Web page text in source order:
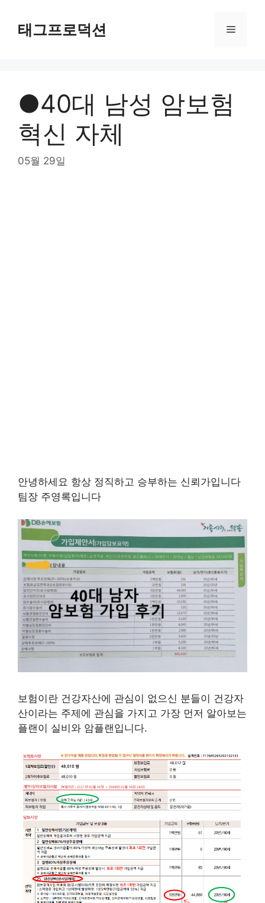
content태그프로덕션 Menu
●40대 남성 암보험
혁신 자체
05월 29일
안녕하세요 항상 정직하고 승부하는 신뢰가입니다
팀장 주영록입니다
보험이란 건강자산에 관심이 없으신 분들이 건강자
산이라는 주제에 관심을 가지고 가장 먼저 알아보는
플랜이 실비와 암플랜입니다.